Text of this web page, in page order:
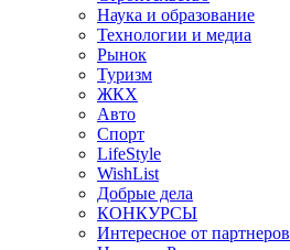
Наука и образование
Технологии и медиа
Рынок
Туризм
ЖКХ
Авто
Спорт
LifeStyle
WishList
Добрые дела
КОНКУРСЫ
Интересное от партнеров